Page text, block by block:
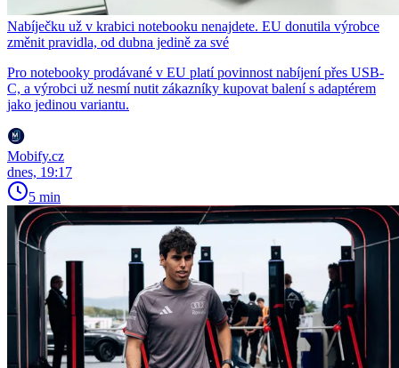
Nabíječku už v krabici notebooku nenajdete. EU donutila výrobce
změnit pravidla, od dubna jedině za své
Pro notebooky prodávané v EU platí povinnost nabíjení přes USB-
C, a výrobci už nesmí nutit zákazníky kupovat balení s adaptérem
jako jedinou variantu.
Mobify.cz
dnes, 19:17
5 min